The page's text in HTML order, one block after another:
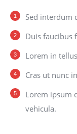
Sed interdum
Duis faucibus
Lorem in
Cras ut nunc
Lorem ipsum
vehicula.